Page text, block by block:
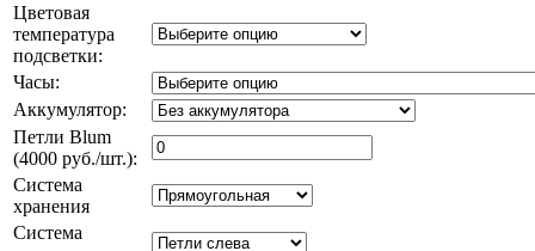
Цветовая
температура
подсветки:
Часы:
Аккумулятор:
Петли Blum
(4000 руб./шт.):
Система
хранения
Система